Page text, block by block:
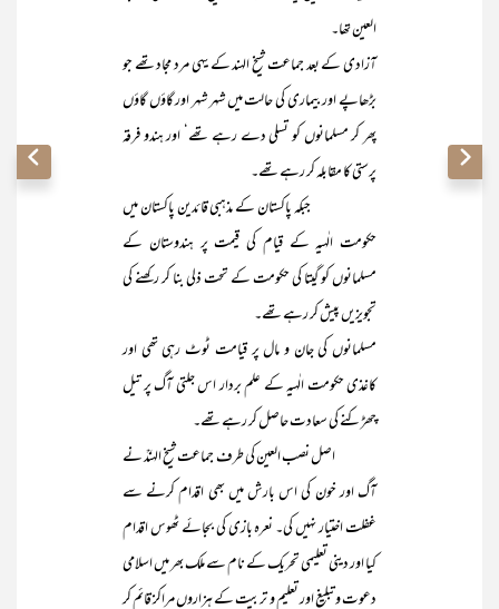
العین تھا۔
آزادی کے بعد جماعت شیخ الہند کے یہی مرد مجاد تھے جو
بڑھاپے اور بیماری کی حالت میں شہر شہر اور گاؤں گاؤں
پھر کر مسلمانوں کو تسلی دے رہے تھے‘ اور ہندو فرقہ
پرستی کا مقابلہ کر رہے تھے۔
جبکہ پاکستان کے مذہبی قائدین پاکستان میں
حکومت الٰہیہ کے قیام کی قیمت پر ہندوستان کے
مسلمانوں کو گیتا کی حکومت کے تحت ذلی بنا کر رکھنے کی
تجویزیں پیش کر رہے تھے۔
مسلمانوں کی جان و مال پر قیامت ٹوٹ رہی تھی اور
کاغذی حکومت الٰہیہ کے علم بردار اس جلتی آگ پر تیل
چھڑکنے کی سعادت حاصل کر رہے تھے۔
اصل نصب العین کی طرف جماعت شیخ الہندؒ نے
آگ اور خون کی اس بارش میں بھی اقدام کرنے سے
غفلت اختیار نہیں کی۔ نعرہ بازی کی بجائے ٹھوس اقدام
کیا اور دینی تعلیمی تحریک کے نام سے ملک بھر میں اسلامی
دعوت و تبلیغ اور تعلیم و تربیت کے ہزاروں مراکز قائم کر